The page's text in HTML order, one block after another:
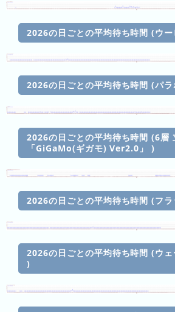
ラ
ン
キ
グ
先
ラ
ン
キ
ン
グ
年
の
ラ
ン
キ
2026の日ごとの平均待ち時間 (ウ
2026の日ごとの平均待ち時間 (パラ
2026の日ごとの平均待ち時間 (6層
「GiGaMo(ギガモ) Ver2.0」 )
2026の日ごとの平均待ち時間 (フ
2026の日ごとの平均待ち時間 (ウ
)